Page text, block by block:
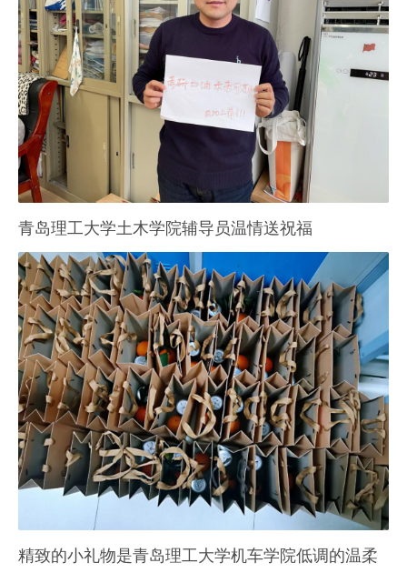
青岛理工大学土木学院辅导员温情送祝福
精致的小礼物是青岛理工大学机车学院低调的温柔